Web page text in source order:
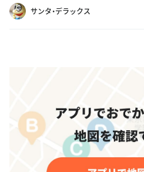
サンタ・デラックス